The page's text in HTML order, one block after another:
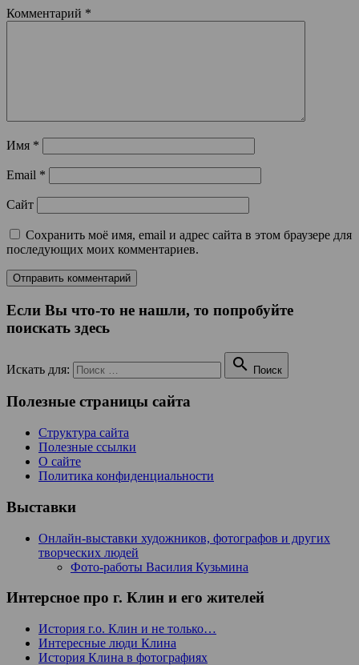
Комментарий *
Имя *
Email *
Сайт
Сохранить моё имя, email и адрес сайта в этом браузере для
последующих моих комментариев.
Если Вы что-то не нашли, то попробуйте
поискать здесь
Искать для:  Поиск
Полезные страницы сайта
Структура сайта
Полезные ссылки
О сайте
Политика конфиденциальности
Выставки
Онлайн-выставки художников, фотографов и других
творческих людей
Фото-работы Василия Кузьмина
Интерсное про г. Клин и его жителей
История г.о. Клин и не только…
Интересные люди Клина
История Клина в фотографиях